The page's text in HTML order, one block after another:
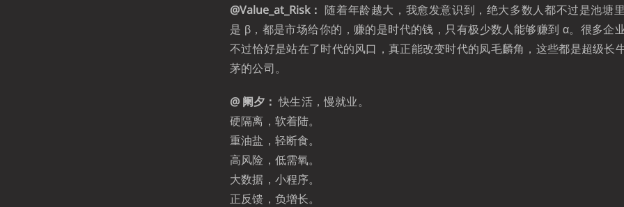
@Value_at_Risk： 随着年龄越大，我愈发意识到，绝大多数人都不过是池塘
是 β，都是市场给你的，赚的是时代的钱，只有极少数人能够赚到 α。很多企
不过恰好是站在了时代的风口，真正能改变时代的凤毛麟角，这些都是超级长
茅的公司。
@ 阑夕： 快生活，慢就业。
硬隔离，软着陆。
重油盐，轻断食。
高风险，低需氧。
大数据，小程序。
正反馈，负增长。